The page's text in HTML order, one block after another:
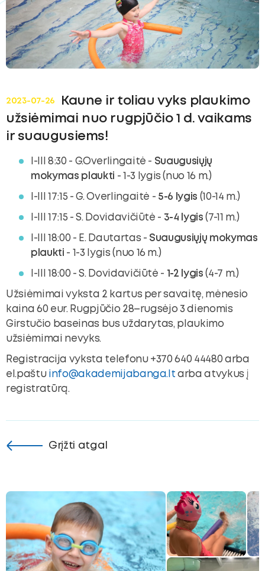
2023-07-26
Kaune ir toliau vyks plaukimo
užsiėmimai nuo rugpjūčio 1 d. vaikams
ir suaugusiems!
I-III 8:30 - G.Overlingaitė - Suaugusiųjų
mokymas plaukti - 1-3 lygis (nuo 16 m.)
I-III 17:15 - G. Overlingaitė - 5-6 lygis (10-14 m.)
I-III 17:15 - S. Dovidavičiūtė - 3-4 lygis (7-11 m.)
I-III 18:00 - E. Dautartas - Suaugusiųjų mokymas
plaukti - 1-3 lygis (nuo 16 m.)
I-III 18:00 - S. Dovidavičiūtė - 1-2 lygis (4-7 m.)
Užsiėmimai vyksta 2 kartus per savaitę, mėnesio
kaina 60 eur. Rugpjūčio 28–rugsėjo 3 dienomis
Girstučio baseinas bus uždarytas, plaukimo
užsiėmimai nevyks.
Registracija vyksta telefonu +370 640 44480 arba
el.paštu
info@akademijabanga.lt arba atvykus į
registratūrą.
Grįžti atgal